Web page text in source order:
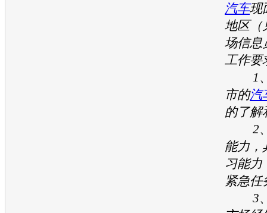
汽车现
地区（
场信息
工作要
1、
市的汽
的了解
2、
能力，
习能力
紧急任
3、